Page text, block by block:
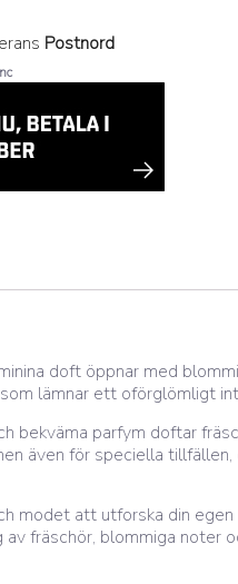
Postnord
doft öppnar med
lämnar ett oförglömligt
bekväma parfym doftar
även för speciella
modet att utforska din
fräschör, blommiga noter